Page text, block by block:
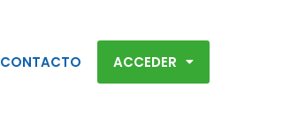
CONTACTO ACCEDER